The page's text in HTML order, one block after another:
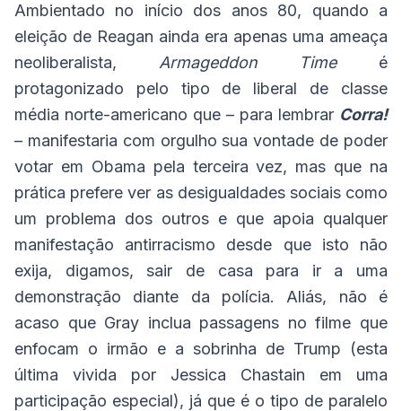
Ambientado no início dos anos 80, quando a
eleição de Reagan ainda era apenas uma ameaça
neoliberalista, Armageddon Time é
protagonizado pelo tipo de liberal de classe
média norte-americano que – para lembrar Corra!
– manifestaria com orgulho sua vontade de poder
votar em Obama pela terceira vez, mas que na
prática prefere ver as desigualdades sociais como
um problema dos outros e que apoia qualquer
manifestação antirracismo desde que isto não
exija, digamos, sair de casa para ir a uma
demonstração diante da polícia. Aliás, não é
acaso que Gray inclua passagens no filme que
enfocam o irmão e a sobrinha de Trump (esta
última vivida por Jessica Chastain em uma
participação especial), já que é o tipo de paralelo